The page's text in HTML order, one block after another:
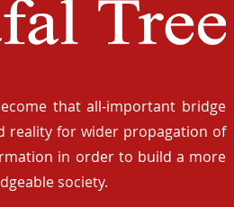
that all-important bridge
reality for wider propagation of
in order to build a more
society.